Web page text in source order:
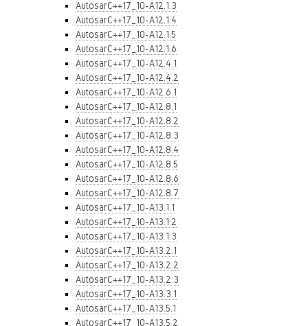
AutosarC++17_10-A12.1.3
AutosarC++17_10-A12.1.4
AutosarC++17_10-A12.1.5
AutosarC++17_10-A12.1.6
AutosarC++17_10-A12.4.1
AutosarC++17_10-A12.4.2
AutosarC++17_10-A12.6.1
AutosarC++17_10-A12.8.1
AutosarC++17_10-A12.8.2
AutosarC++17_10-A12.8.3
AutosarC++17_10-A12.8.4
AutosarC++17_10-A12.8.5
AutosarC++17_10-A12.8.6
AutosarC++17_10-A12.8.7
AutosarC++17_10-A13.1.1
AutosarC++17_10-A13.1.2
AutosarC++17_10-A13.1.3
AutosarC++17_10-A13.2.1
AutosarC++17_10-A13.2.2
AutosarC++17_10-A13.2.3
AutosarC++17_10-A13.3.1
AutosarC++17_10-A13.5.1
AutosarC++17_10-A13.5.2